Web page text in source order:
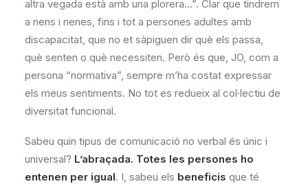
altra vegada està amb una plorera…”. Clar que tindrem
a nens i nenes, fins i tot a persones adultes amb
discapacitat, que no et sàpiguen dir què els passa,
què senten o què necessiten. Però és que, JO, com a
persona “normativa”, sempre m’ha costat expressar
els meus sentiments. No tot es redueix al col·lectiu de
diversitat funcional.
Sabeu quin tipus de comunicació no verbal és únic i
universal? L’abraçada. Totes les persones ho
entenen per igual. I, sabeu els beneficis que té